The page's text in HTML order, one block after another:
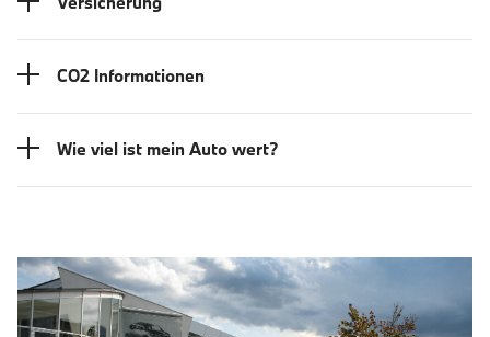
CO2 Informationen
Wie viel ist mein Auto wert?